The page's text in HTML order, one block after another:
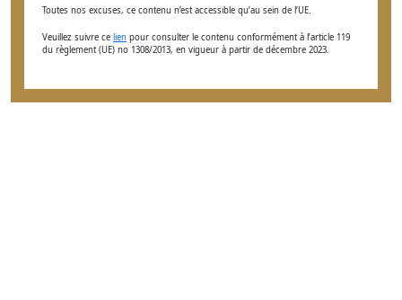
Toutes nos excuses, ce contenu n’est accessible qu’au sein de l’UE.
Veuillez suivre ce lien pour consulter le contenu conformément à l’article 119
du règlement (UE) no 1308/2013, en vigueur à partir de décembre 2023.